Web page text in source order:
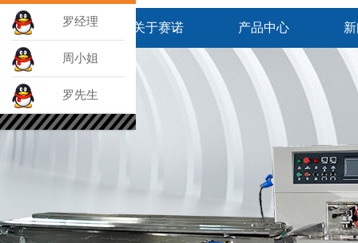
网站首页 关于赛诺 产品中心
罗经理
周小姐
罗先生